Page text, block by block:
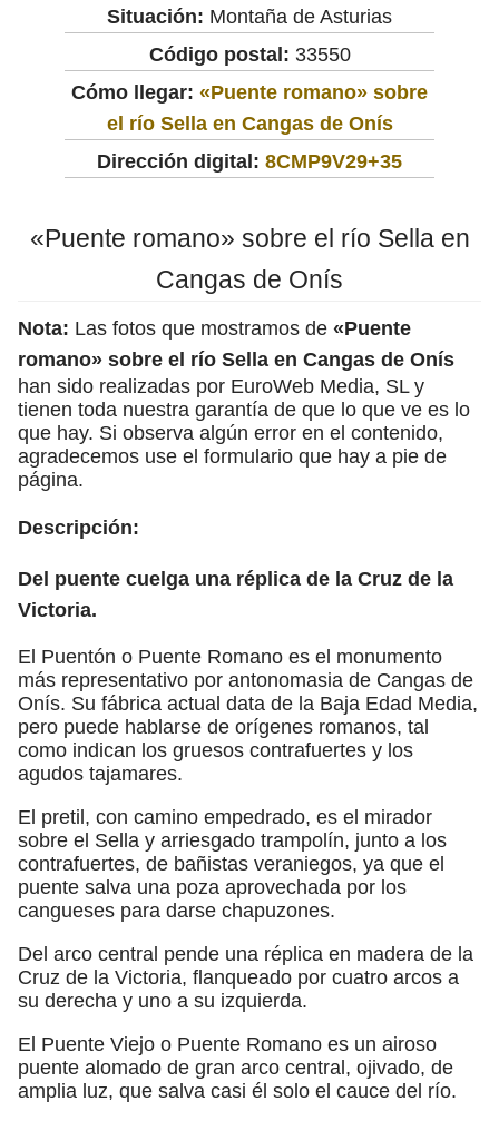
Situación: Montaña de Asturias
Código postal: 33550
Cómo llegar: «Puente romano» sobre
el río Sella en Cangas de Onís
Dirección digital: 8CMP9V29+35
«Puente romano» sobre el río Sella en
Cangas de Onís
Nota: Las fotos que mostramos de «Puente
romano» sobre el río Sella en Cangas de Onís
han sido realizadas por EuroWeb Media, SL y
tienen toda nuestra garantía de que lo que ve es lo
que hay. Si observa algún error en el contenido,
agradecemos use el formulario que hay a pie de
página.
Descripción:
Del puente cuelga una réplica de la Cruz de la
Victoria.
El Puentón o Puente Romano es el monumento
más representativo por antonomasia de Cangas de
Onís. Su fábrica actual data de la Baja Edad Media,
pero puede hablarse de orígenes romanos, tal
como indican los gruesos contrafuertes y los
agudos tajamares.
El pretil, con camino empedrado, es el mirador
sobre el Sella y arriesgado trampolín, junto a los
contrafuertes, de bañistas veraniegos, ya que el
puente salva una poza aprovechada por los
cangueses para darse chapuzones.
Del arco central pende una réplica en madera de la
Cruz de la Victoria, flanqueado por cuatro arcos a
su derecha y uno a su izquierda.
El Puente Viejo o Puente Romano es un airoso
puente alomado de gran arco central, ojivado, de
amplia luz, que salva casi él solo el cauce del río.